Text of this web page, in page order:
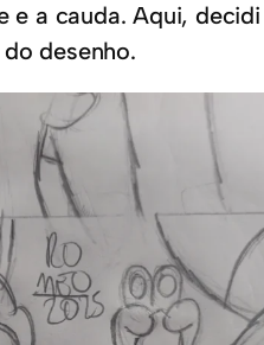
e a cauda. Aqui,
desenho.